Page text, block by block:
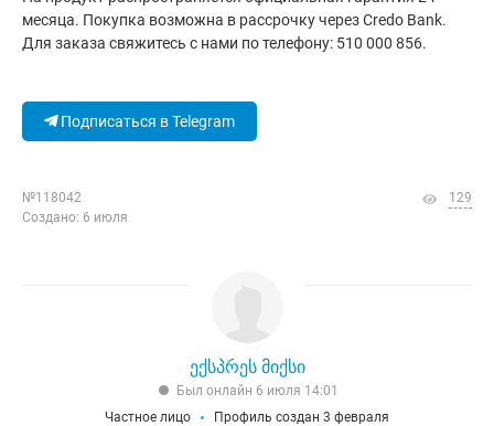
месяца. Покупка возможна в рассрочку через Credo Bank.
Для заказа свяжитесь с нами по телефону: 510 000 856.
Подписаться в Telegram
№118042
Создано: 6 июля
129
ექსპრეს მიქსი
Был онлайн 6 июля 14:01
Частное лицо
Профиль создан 3 февраля